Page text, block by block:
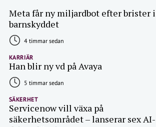
Meta får ny miljardbot efter brister i
barnskyddet
4 timmar sedan
KARRIÄR
Han blir ny vd på Avaya
5 timmar sedan
SÄKERHET
Servicenow vill växa på
säkerhetsområdet – lanserar sex AI-